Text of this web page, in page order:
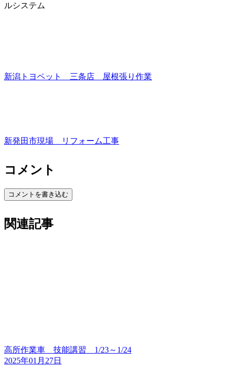
ルシステム
新潟トヨペット 三条店 屋根張り作業
新発田市現場 リフォーム工事
コメント
コメントを書き込む
関連記事
高所作業車 技能講習 1/23～1/24
2025年01月27日